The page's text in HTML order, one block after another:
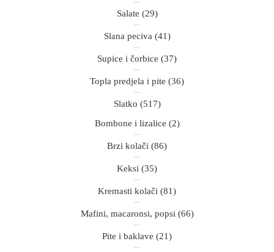
Salate (29)
Slana peciva (41)
Supice i čorbice (37)
Topla predjela i pite (36)
Slatko (517)
Bombone i lizalice (2)
Brzi kolači (86)
Keksi (35)
Kremasti kolači (81)
Mafini, macaronsi, popsi (66)
Pite i baklave (21)